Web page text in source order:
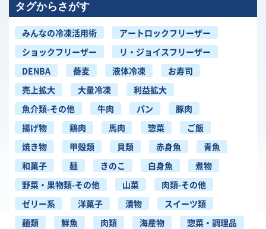
タグからさがす
みんなの冷凍活用術
アートロックフリーザー
ショックフリーザー
リ・ジョイスフリーザー
DENBA
蕎麦 液体冷凍
お寿司
売上拡大
大量冷凍
利益拡大
魚介類-その他
牛肉 パン
豚肉
揚げ物
鶏肉 馬肉 惣菜
ご飯
焼き物
甲殻類 貝類 赤身魚
青魚
和菓子
麺 きのこ 白身魚
煮物
野菜・果物類-その他
山菜
肉類-その他
ゼリー系
洋菓子 漬物
スイーツ類
麺類
鮮魚 肉類 海産物
惣菜・調理品